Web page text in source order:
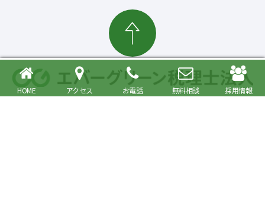
HOME アクセス お電話 無料相談 採用情報